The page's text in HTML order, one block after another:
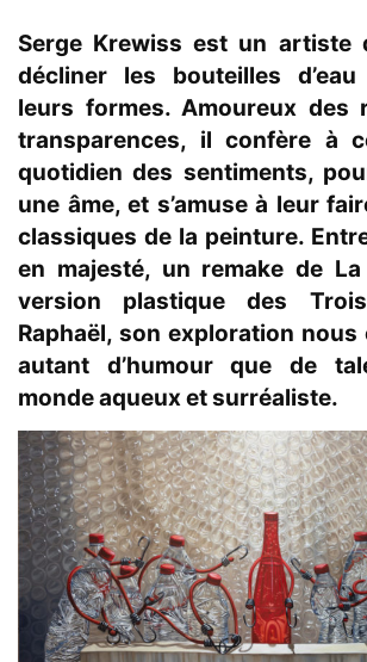
Serge Krewiss est un artiste
décliner les bouteilles
leurs formes. Amoureux des
transparences, il confère à
quotidien des sentiments,
une âme, et s’amuse à leur
classiques de la peinture.
en majesté, un remake de
version plastique des
Raphaël, son exploration nous
autant d’humour que de
monde aqueux et surréaliste.